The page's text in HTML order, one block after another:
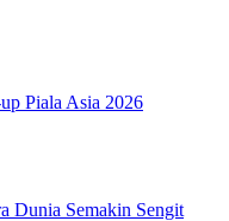
Piala Asia 2026
Dunia Semakin Sengit